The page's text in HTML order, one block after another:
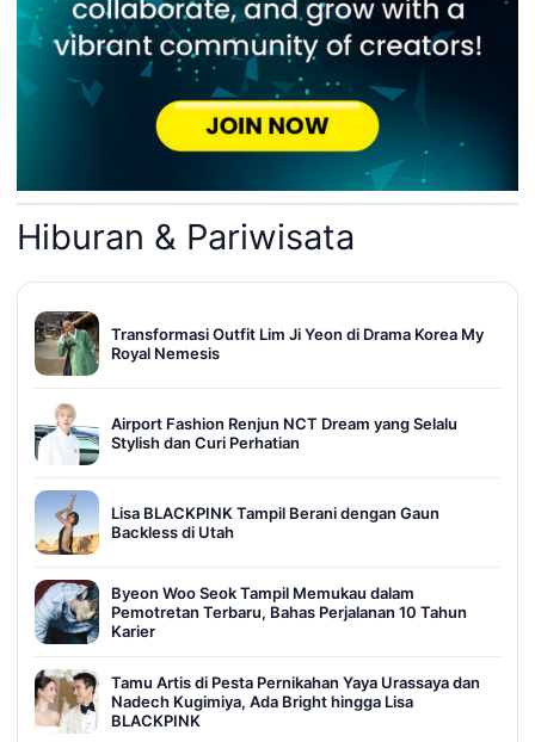
Hiburan & Pariwisata
Transformasi Outfit Lim Ji Yeon di Drama Korea My
Royal Nemesis
Airport Fashion Renjun NCT Dream yang Selalu
Stylish dan Curi Perhatian
Lisa BLACKPINK Tampil Berani dengan Gaun
Backless di Utah
Byeon Woo Seok Tampil Memukau dalam
Pemotretan Terbaru, Bahas Perjalanan 10 Tahun
Karier
Tamu Artis di Pesta Pernikahan Yaya Urassaya dan
Nadech Kugimiya, Ada Bright hingga Lisa
BLACKPINK